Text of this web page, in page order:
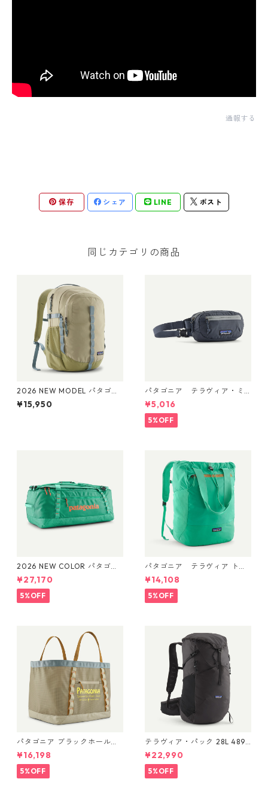
通報する
保存 シェア LINE ポスト
同じカテゴリの商品
2026 NEW MODEL パタゴニ
ア レフュジオ・デイパック 2
6L Weathered Stone 47914
¥15,950
パタゴニア テラヴィア・ミ
ニ・ヒップ・パック 1L (カラ
ー Smolder Blue) Patagonia
Terravia Mini Hip Pack 1L 日
本正規品 製品番号 49448
¥5,016
5%OFF
2026 NEW COLOR パタゴニ
ア ブラックホール・ダッフ
ル 70L (カラー Aqua Stone)
Patagonia Black Hole® Duff
el 70L 日本正規品 製品番号
¥27,170
5%OFF
パタゴニア テラヴィア トー
ト パック 24L Aqua Stone 48
814 Patagonia Terravia Tote
Pack 24L 日本正規品
¥14,108
5%OFF
パタゴニア ブラックホール・
ギア・トート 61L Water Peop
le Banner: Weathered Stone
49276 Black Hole® Gear
Tote 61L 日本正規品
¥16,198
5%OFF
テラヴィア・パック 28L 48911
Black
¥22,990
5%OFF